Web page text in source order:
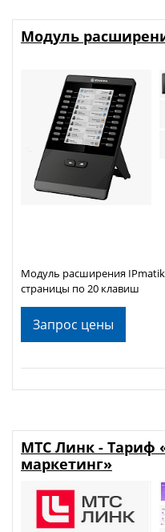
Запрос цены
Модуль
Модуль расширения
страницы по 20 клавиш
МТС Линк - Тариф
маркетинг»